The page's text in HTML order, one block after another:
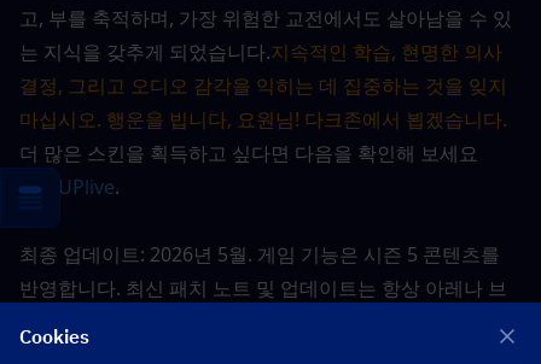
고, 부를 축적하며, 가장 위험한 교전에서도 살아남을 수 있
는 지식을 갖추게 되었습니다.지속적인 학습, 현명한 의사
결정, 그리고 오디오 감각을 익히는 데 집중하는 것을 잊지
마십시오. 행운을 빕니다, 요원님! 다크존에서 뵙겠습니다.
TOPUPlive.
최종 업데이트: 2026년 5월. 게임 기능은 시즌 5 콘텐츠를
반영합니다. 최신 패치 노트 및 업데이트는 항상 아레나 브
Cookies